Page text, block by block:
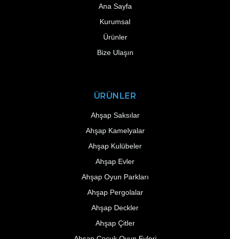
Ana Sayfa
Kurumsal
Ürünler
Bize Ulaşın
ÜRÜNLER
Ahşap Saksılar
Ahşap Kamelyalar
Ahşap Kulübeler
Ahşap Evler
Ahşap Oyun Parkları
Ahşap Pergolalar
Ahşap Deckler
Ahşap Çitler